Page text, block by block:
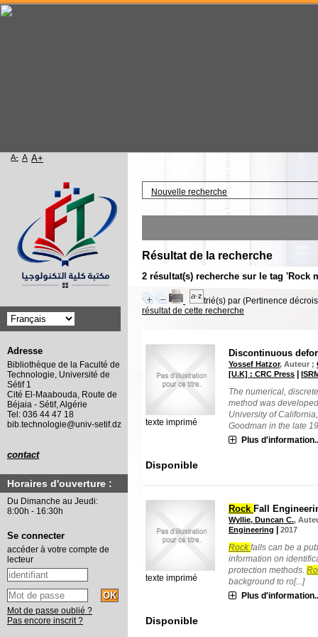
Nouvelle recherche
Résultat de la recherche
2 résultat(s) recherche sur le tag 'Rock
trié(s) par (Pertinence
résultat de cette recherche
texte imprimé
Discontinuous
Yossef Hatzor, Auteur ;
[U.K] : CRC Press |
The numerical,
method was
University of
Goodman in the late
Plus
Disponible
texte imprimé
Rock Fall
Wyllie, Duncan C.,
Engineering
|2017
Rockfalls can be a
information on
protection methods.
background to ro[...]
Plus
Disponible
Accueil
A- A A+
Adresse
Bibliothèque de la Faculté de
Technologie, Université de
Sétif 1
Cité El-Maabouda, Route de
Béjaia - Sétif, Algérie
Tel: 036 44 47 18
bib.technologie@univ-setif.dz
contact
Horaires d'ouverture :
Du Dimanche au Jeudi:
8:00h - 16:30h
Se connecter
accéder à votre compte de
lecteur
Mot de passe oublié ?
Pas encore inscrit ?